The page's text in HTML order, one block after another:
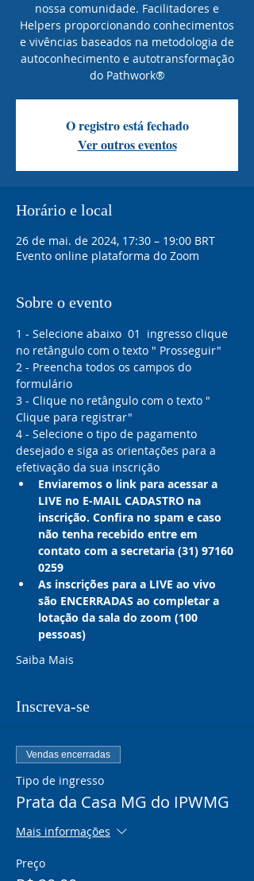
nossa comunidade. Facilitadores e
Helpers proporcionando conhecimentos
e vivências baseados na metodologia de
autoconhecimento e autotransformação
do Pathwork®
O registro está fechado
Ver outros eventos
Horário e local
26 de mai. de 2024, 17:30 – 19:00 BRT
Evento online plataforma do Zoom
Sobre o evento
1 - Selecione abaixo  01  ingresso clique
no retângulo com o texto " Prosseguir"
2 - Preencha todos os campos do
formulário
3 - Clique no retângulo com o texto "
Clique para registrar"
4 - Selecione o tipo de pagamento
desejado e siga as orientações para a
efetivação da sua inscrição
Enviaremos o link para acessar a
LIVE no E-MAIL CADASTRO na
inscrição. Confira no spam e caso
não tenha recebido entre em
contato com a secretaria (31) 97160
0259
As inscrições para a LIVE ao vivo
são ENCERRADAS ao completar a
lotação da sala do zoom (100
pessoas)
Saiba Mais
Inscreva-se
Vendas encerradas
Tipo de ingresso
Prata da Casa MG do IPWMG
Mais informações
Preço